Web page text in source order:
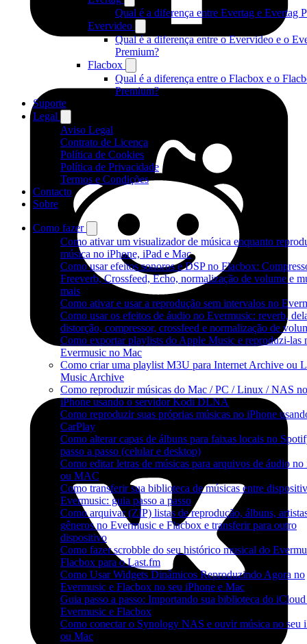
Qual é a diferença entre Evertag e Evertag
Evervideo
Qual é a diferença entre o Evervideo e o
Premium?
Flacbox
Qual é a diferença entre o Flacbox e o
Premium?
Suporte
Legal
Aviso Legal
Contrato de Licença
Política de Cookies
Política de Privacidade
Termos e Condições
Contacto
Sobre
Como fazer
Como ativar um visualizador de música enquanto
música no iPhone, iPad e Mac
Como usar efeitos sonoros e DSP no Flacbox:
Freeverb, Crossfeed, Echo, normalização de volume e
mais
Como ativar e usar a reprodução sem intervalos no
Como usar os efeitos de áudio no Evermusic: reverb,
distorção, compressor, crossfeed e normalização de
Como exportar playlists do Apple Music e reproduzi-las
Evermusic no Mac
Como criar uma playlist M3U para Internet Archive ou
Music Archive
Como reproduzir músicas do Mac / PC / Linux / NAS no
iPhone usando o servidor Kodi DLNA
Como reproduzir suas próprias músicas no iPhone
CarPlay
Como alterar capas de álbuns para faixas locais no
passo a passo (celular e desktop)
Como editar letras de músicas para arquivos de áudio no
ou MAC
Como transferir sua biblioteca de músicas entre
Evermusic: guia passo a passo
Como arquivar (ZIP) listas de reprodução, álbuns,
gêneros no Evermusic e Flacbox e transferir para outro
dispositivo
Como fazer scrobble do seu histórico musical do
Flacbox para o Last.fm
Como Usar Widgets Dinâmicos Reproduzindo Agora no
Evermusic e Flacbox no seu iPhone e Mac
Guia passo a passo: Importando sua biblioteca do
Evermusic e Flacbox
Como conectar o Synology NAS e ouvir música no seu
ou Mac